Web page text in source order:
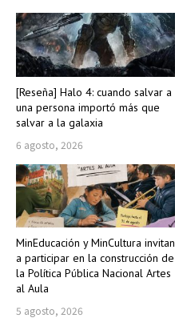
[Reseña] Halo 4: cuando salvar a
una persona importó más que
salvar a la galaxia
6 agosto, 2026
MinEducación y MinCultura invitan
a participar en la construcción de
la Política Pública Nacional Artes
al Aula
5 agosto, 2026